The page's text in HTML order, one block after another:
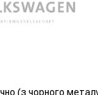
(з чорного